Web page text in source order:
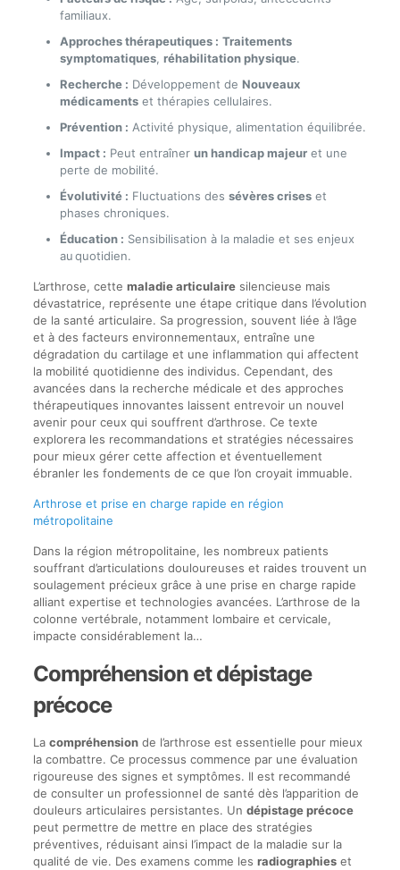
familiaux.
Approches thérapeutiques : Traitements
symptomatiques, réhabilitation physique.
Recherche : Développement de Nouveaux
médicamentset thérapies cellulaires.
Prévention : Activité physique, alimentation équilibrée.
Impact : Peut entraîner un handicap majeuret une
perte de mobilité.
Évolutivité : Fluctuations des sévères criseset
phases chroniques.
Éducation : Sensibilisation à la maladie et ses enjeux
au quotidien.
L’arthrose, cette maladie articulairesilencieuse mais
dévastatrice, représente une étape critique dans l’évolution
de la santé articulaire. Sa progression, souvent liée à l’âge
et à des facteurs environnementaux, entraîne une
dégradation du cartilage et une inflammation qui affectent
la mobilité quotidienne des individus. Cependant, des
avancées dans la recherche médicale et des approches
thérapeutiques innovantes laissent entrevoir un nouvel
avenir pour ceux qui souffrent d’arthrose. Ce texte
explorera les recommandations et stratégies nécessaires
pour mieux gérer cette affection et éventuellement
ébranler les fondements de ce que l’on croyait immuable.
Arthrose et prise en charge rapide en région
métropolitaine
Dans la région métropolitaine, les nombreux patients
souffrant d’articulations douloureuses et raides trouvent un
soulagement précieux grâce à une prise en charge rapide
alliant expertise et technologies avancées. L’arthrose de la
colonne vertébrale, notamment lombaire et cervicale,
impacte considérablement la…
Compréhension et dépistage
précoce
La compréhensionde l’arthrose est essentielle pour mieux
la combattre. Ce processus commence par une évaluation
rigoureuse des signes et symptômes. Il est recommandé
de consulter un professionnel de santé dès l’apparition de
douleurs articulaires persistantes. Un dépistage précoce
peut permettre de mettre en place des stratégies
préventives, réduisant ainsi l’impact de la maladie sur la
qualité de vie. Des examens comme les radiographieset